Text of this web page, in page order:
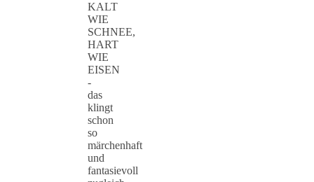
KALT
WIE
SCHNEE,
HART
WIE
EISEN
-
das
klingt
schon
so
märchenhaft
und
fantasievoll